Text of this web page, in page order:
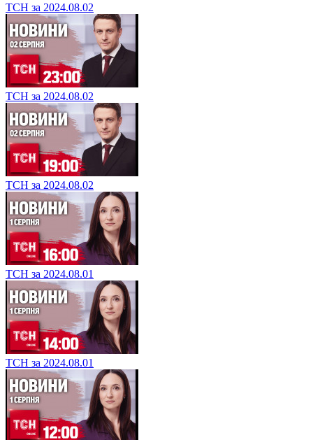
ТСН за 2024.08.02
ТСН за 2024.08.02
ТСН за 2024.08.02
ТСН за 2024.08.01
ТСН за 2024.08.01